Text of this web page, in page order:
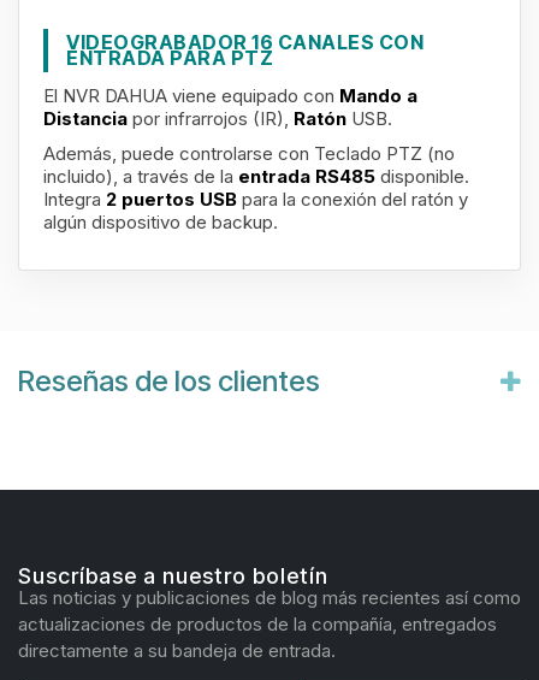
VIDEOGRABADOR 16 CANALES CON
ENTRADA PARA PTZ
El NVR DAHUA viene equipado con Mando a
Distancia por infrarrojos (IR), Ratón USB.
Además, puede controlarse con Teclado PTZ (no
incluido), a través de la entrada RS485 disponible.
Integra 2 puertos USB para la conexión del ratón y
algún dispositivo de backup.
Reseñas de los clientes
Suscríbase a nuestro boletín
Las noticias y publicaciones de blog más recientes así como
actualizaciones de productos de la compañía, entregados
directamente a su bandeja de entrada.